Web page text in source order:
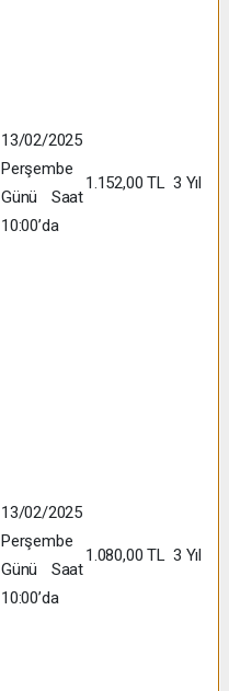
13/02/2025
Perşembe
Günü Saat
10:00’da
1.152,00 TL 3 Yıl
13/02/2025
Perşembe
Günü Saat
10:00’da
1.080,00 TL 3 Yıl